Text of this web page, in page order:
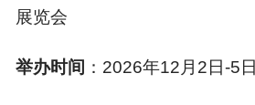
展览会
举办时间 ：2026年12月2日-5日